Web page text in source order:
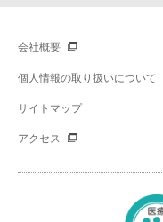
会社概要
個人情報の取り扱いについて
サイトマップ
アクセス